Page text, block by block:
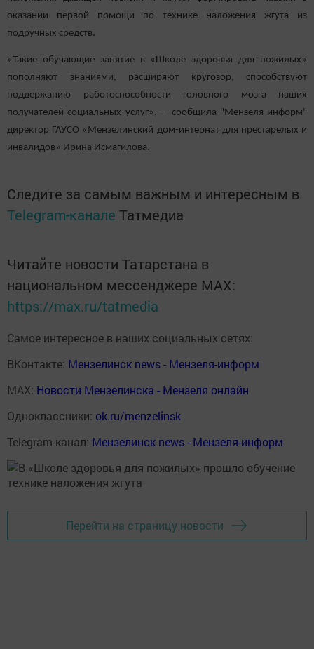
оказании первой помощи по технике наложения жгута из
подручных средств.
«Такие обучающие занятие в «Школе здоровья для пожилых»
пополняют знаниями, расширяют кругозор, способствуют
поддержанию работоспособности головного мозга наших
получателей социальных услуг», - сообщила "Мензеля-информ"
директор ГАУСО «Мензелинский дом-интернат для престарелых и
инвалидов» Ирина Исмагилова.
Следите за самым важным и интересным в
Telegram-канале Татмедиа
Читайте новости Татарстана в
национальном мессенджере MАХ:
https://max.ru/tatmedia
Самое интересное в наших социальных сетях:
ВКонтакте: Мензелинск news - Мензеля-информ
MAX: Новости Мензелинска - Мензеля онлайн
Одноклассники: ok.ru/menzelinsk
Telegram-канал: Мензелинск news - Мензеля-информ
Перейти на страницу новости